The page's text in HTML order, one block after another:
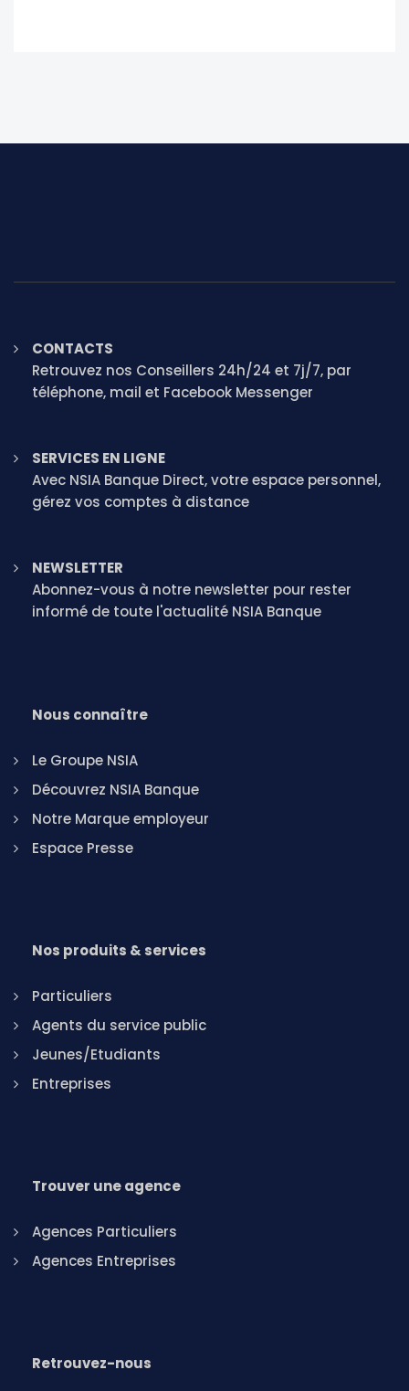
CONTACTS
Retrouvez nos Conseillers 24h/24 et 7j/7, par
téléphone, mail et Facebook Messenger
SERVICES EN LIGNE
Avec NSIA Banque Direct, votre espace personnel,
gérez vos comptes à distance
NEWSLETTER
Abonnez-vous à notre newsletter pour rester
informé de toute l'actualité NSIA Banque
Nous connaître
Le Groupe NSIA
Découvrez NSIA Banque
Notre Marque employeur
Espace Presse
Nos produits & services
Particuliers
Agents du service public
Jeunes/Etudiants
Entreprises
Trouver une agence
Agences Particuliers
Agences Entreprises
Retrouvez-nous